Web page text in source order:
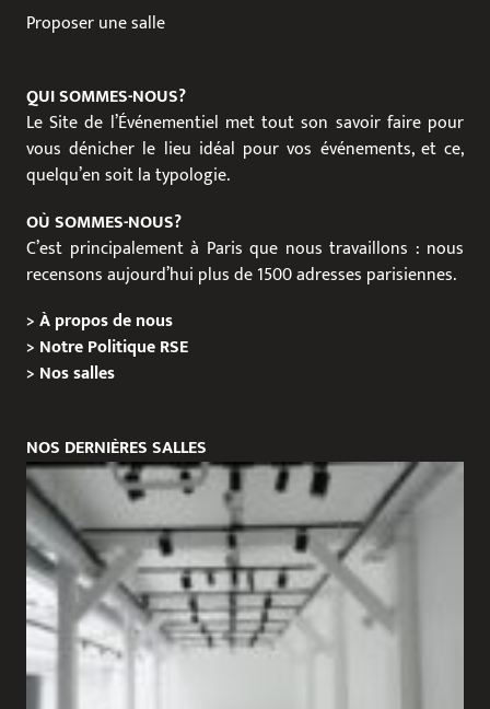
Proposer une salle
QUI SOMMES-NOUS?
Le Site de l’Événementiel met tout son savoir faire pour
vous dénicher le lieu idéal pour vos événements, et ce,
quelqu’en soit la typologie.
OÙ SOMMES-NOUS?
C’est principalement à Paris que nous travaillons : nous
recensons aujourd’hui plus de 1500 adresses parisiennes.
>À propos de nous
> Notre Politique RSE
> Nos salles
NOS DERNIÈRES SALLES